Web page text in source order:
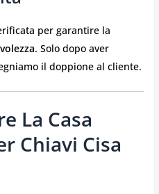
per garantire la
. Solo dopo aver
il doppione al cliente.
La Casa
Chiavi Cisa